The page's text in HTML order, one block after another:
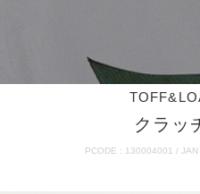
クラッ
PCODE : 130004001 /